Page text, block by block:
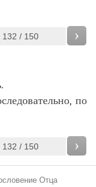
/ 150 ›
по
/ 150 ›
Отца